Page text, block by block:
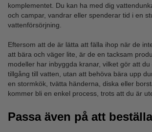
komplementet. Du kan ha med dig
och campar, vandrar eller spenderar tid i en
vattenförsörjning.
Eftersom att de är lätta att fälla ihop när de
att bära och väger lite, är de en tacksam
modeller har inbyggda kranar, vilket gör att du
tillgång till vatten, utan att behöva bära upp
en stormkök, tvätta händerna, diska eller
kommer bli en enkel process, trots att du är
Passa även på att beställa